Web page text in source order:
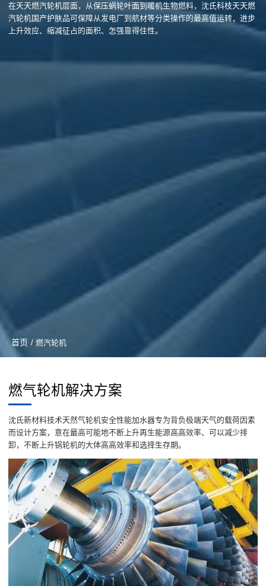
在天天燃汽轮机层面，从保压蜗轮叶面到暖机生物燃料，沈氏科枝天天燃
汽轮机国产护肤品可保障从发电厂到航材等分类操作的最高值运转，进步
上升效应、缩减征占的面积、怎强靠得住性。
首页 / 燃汽轮机
燃气轮机解决方案
沈氏新材料技术天然气轮机安全性能加水器专为背负极端天气的载荷因素
而设计方案，意在最高可能地不断上升再生能源高高效率、可以减少排
卸，不断上升锅轮机的大体高高效率和选择生存期。